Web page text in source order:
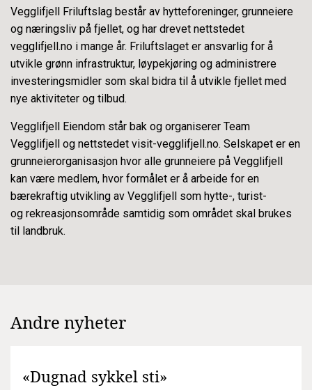
Vegglifjell Friluftslag består av hytteforeninger, grunneiere
og næringsliv på fjellet, og har drevet nettstedet
vegglifjell.no i mange år. Friluftslaget er ansvarlig for å
utvikle grønn infrastruktur, løypekjøring og administrere
investeringsmidler som skal bidra til å utvikle fjellet med
nye aktiviteter og tilbud.
Vegglifjell Eiendom står bak og organiserer Team
Vegglifjell og nettstedet visit-vegglifjell.no. Selskapet er en
grunneierorganisasjon hvor alle grunneiere på Vegglifjell
kan være medlem, hvor formålet er å arbeide for en
bærekraftig utvikling av Vegglifjell som hytte-, turist-
og rekreasjonsområde samtidig som området skal brukes
til landbruk.
Andre nyheter
«Dugnad sykkel sti»